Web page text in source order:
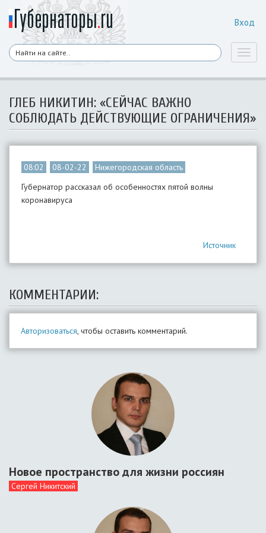
Вход
ГЛЕБ НИКИТИН: «СЕЙЧАС ВАЖНО
СОБЛЮДАТЬ ДЕЙСТВУЮЩИЕ ОГРАНИЧЕНИЯ»
08:02 08-02-22
Нижегородская область
Губернатор рассказал об особенностях пятой волны
коронавируса
Источник
КОММЕНТАРИИ:
Авторизоваться, чтобы оставить комментарий.
Новое пространство для жизни россиян
Сергей Никитский